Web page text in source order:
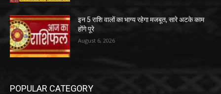
इन 5 राशि वालों का भाग्य रहेगा मजबूत, सारे अटके काम
होंगे पूरे
August 6, 2026
POPULAR CATEGORY